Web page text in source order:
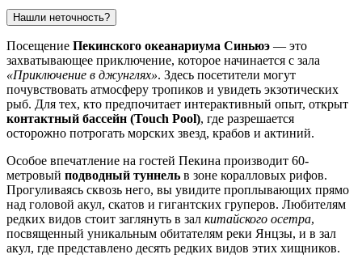
Нашли неточность?
Посещение Пекинского океанариума Синьюэ — это
захватывающее приключение, которое начинается с зала
«Приключение в джунглях». Здесь посетители могут
почувствовать атмосферу тропиков и увидеть экзотических
рыб. Для тех, кто предпочитает интерактивный опыт, открыт
контактный бассейн (Touch Pool), где разрешается
осторожно потрогать морских звезд, крабов и актиний.
Особое впечатление на гостей Пекина производит 60-
метровый подводный туннель в зоне коралловых рифов.
Прогуливаясь сквозь него, вы увидите проплывающих прямо
над головой акул, скатов и гигантских груперов. Любителям
редких видов стоит заглянуть в зал китайского осетра,
посвященный уникальным обитателям реки Янцзы, и в зал
акул, где представлено десять редких видов этих хищников.